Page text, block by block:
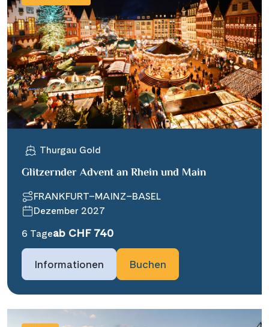
Thurgau Gold
Glitzernder Advent an Rhein und Main
FRANKFURT–MAINZ–BASEL
Dezember 2027
6 Tageab CHF 740
Informationen Buchen